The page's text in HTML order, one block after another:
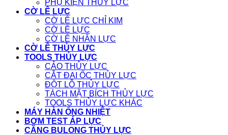
PHỤ KIỆN THỦY LỰC
CỜ LÊ LỰC
CỜ LÊ LỰC CHỈ KIM
CỜ LÊ LỰC
CỜ LÊ NHÂN LỰC
CỜ LÊ THỦY LỰC
TOOLS THỦY LỰC
CẢO THỦY LỰC
CẮT ĐAI ỐC THỦY LỰC
ĐỘT LỖ THỦY LỰC
TÁCH MẶT BÍCH THỦY LỰC
TOOLS THỦY LỰC KHÁC
MÁY HÀN ỐNG NHIỆT
BƠM TEST ÁP LỰC
CĂNG BULONG THỦY LỰC